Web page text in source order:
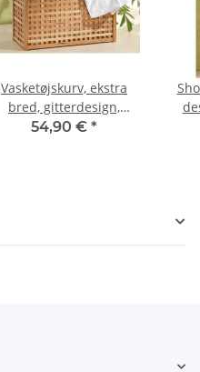
Vasketøjskurv, ekstra
bred, gitterdesign,
valnøddetræ
54,90 € *